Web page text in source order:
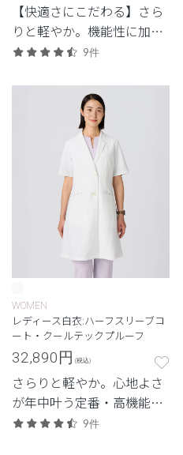
【快適さにこだわる】さら
りと軽やか。機能性に加
え、見た目のスマートさも
9件
WOMEN
レディース白衣:ハーフスリーブコ
ート・クールテックプルーフ
32,890円 (税込)
さらりと軽やか。心地よさ
が年中叶う定番・高機能シ
リーズ。
9件